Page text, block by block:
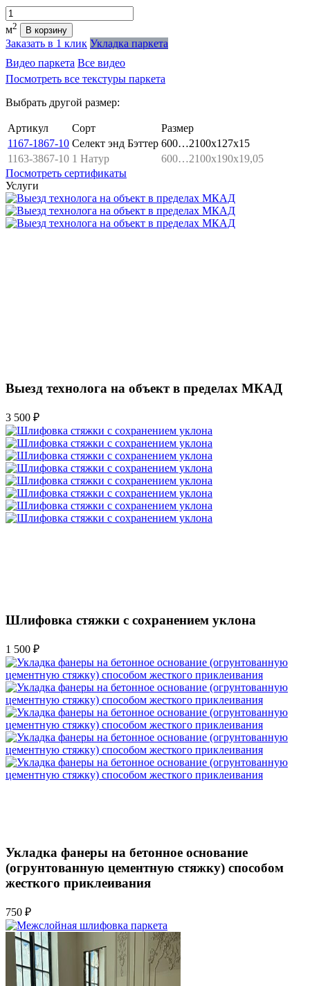
Количество
м2 В корзину
Заказать в 1 клик Укладка паркета
Видео паркета Все видео
Посмотреть все текстуры паркета
Выбрать другой размер:
Артикул Сорт
Размер
1167-1867-10 Селект энд Бэттер 600…2100x127x15
1163-3867-10 1 Натур
600…2100x190x19,05
Посмотреть сертификаты
Услуги
Выезд технолога на объект в пределах МКАД
3 500 ₽
Шлифовка стяжки с сохранением уклона
1 500 ₽
Укладка фанеры на бетонное основание
(огрунтованную цементную стяжку) способом
жесткого приклеивания
750 ₽